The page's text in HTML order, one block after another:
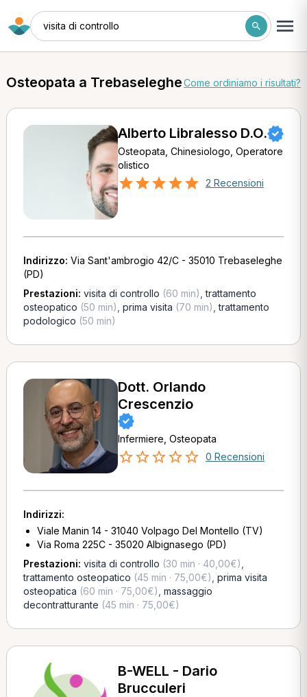
visita di controllo
Osteopata a TrebaselegheCome ordiniamo i risultati?
Alberto Libralesso D.O.
Osteopata, Chinesiologo, Operatore
olistico
2 Recensioni
Indirizzo: Via Sant'ambrogio 42/C - 35010 Trebaseleghe
(PD)
Prestazioni: visita di controllo (60 min) ,trattamento
osteopatico (50 min) prima visita (70 min) ,trattamento
podologico (50 min)
Dott. Orlando
Crescenzio
Infermiere, Osteopata
0 Recensioni
Indirizzi:
Viale Manin 14 - 31040 Volpago Del Montello (TV)
Via Roma 225C - 35020 Albignasego (PD)
Prestazioni: visita di controllo (30 min · 40,00€)
trattamento osteopatico (45 min · 75,00€) prima visita
osteopatica (60 min · 75,00€) massaggio
decontratturante (45 min · 75,00€)
B-WELL - Dario
Brucculeri